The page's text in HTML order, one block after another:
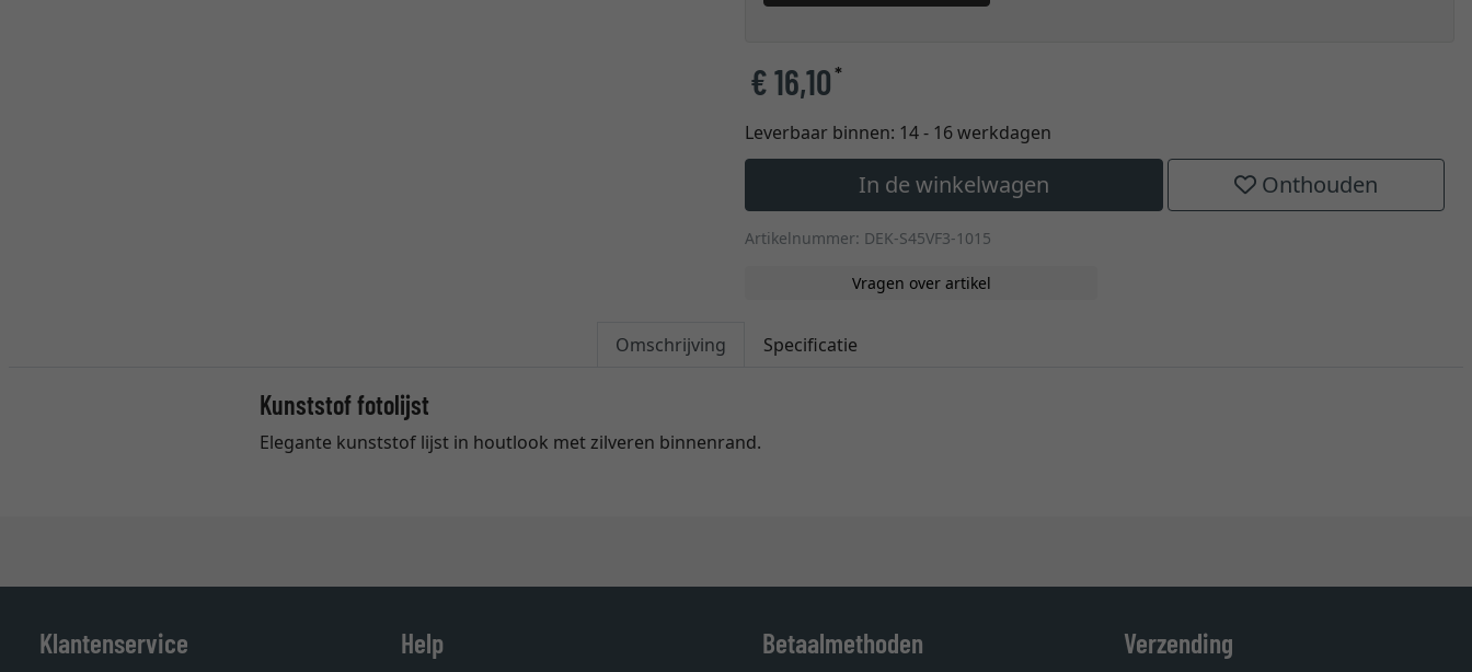
€ 16,10*
Leverbaar binnen: 14 - 16 werkdagen
In de winkelwagen Onthouden
Artikelnummer: DEK-S45VF3-1015
Vragen over artikel
Omschrijving Specificatie
Kunststof fotolijst
Elegante kunststof lijst in houtlook met zilveren binnenrand.
Klantenservice Help Betaalmethoden Verzending